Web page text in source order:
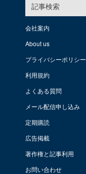
記事検索
会社案内
About us
プライバシーポリシー
利用規約
よくある質問
メール配信申し込み
定期購読
広告掲載
著作権と記事利用
お問い合わせ